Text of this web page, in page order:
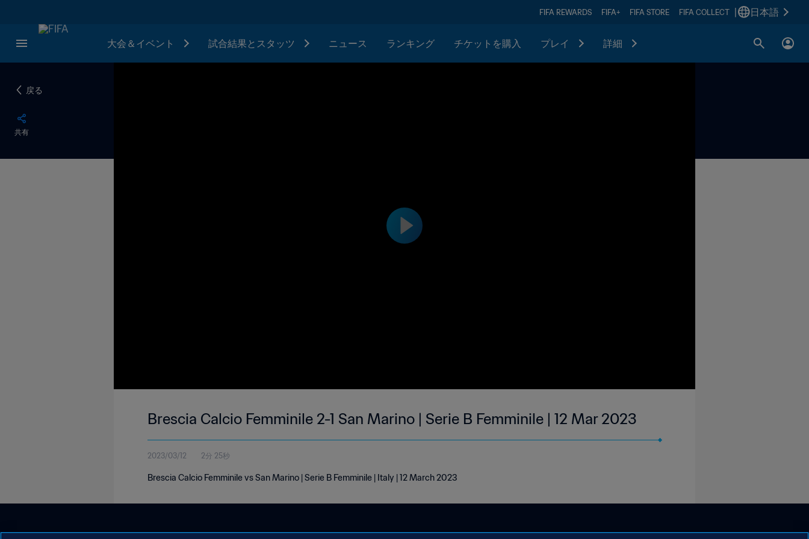
FIFA REWARDS FIFA+ FIFA STORE FIFA COLLECT 日本語
大会＆イベント 試合結果とスタッツ ニュース ランキング チケットを購入 プレイ 詳細
戻る
共有
Brescia Calcio Femminile 2-1 San Marino | Serie B Femminile | 12 Mar 2023
2023/03/12 2分 25秒
Brescia Calcio Femminile vs San Marino | Serie B Femminile | Italy | 12 March 2023